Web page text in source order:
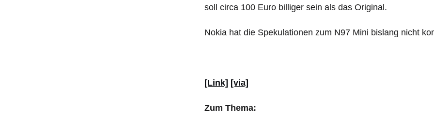
soll circa 100 Euro billiger sein als das Original.
Nokia hat die Spekulationen zum N97 Mini bislang nicht
[Link] [via]
Zum Thema: